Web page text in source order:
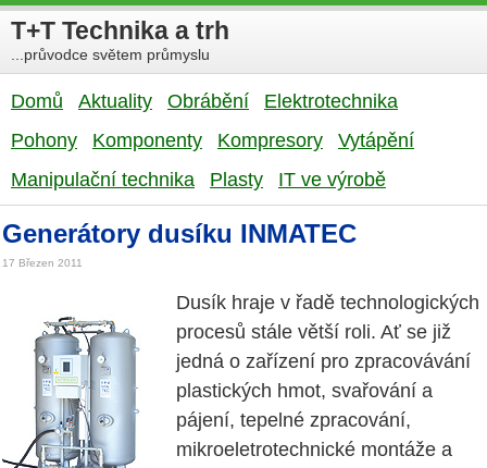
T+T Technika a trh
...průvodce světem průmyslu
Domů Aktuality Obrábění
Elektrotechnika
Pohony
Komponenty Kompresory
Vytápění
Manipulační technika
Plasty IT ve výrobě
Generátory dusíku INMATEC
17 Březen 2011
Dusík hraje v řadě technologických
procesů stále větší roli. Ať se již
jedná o zařízení pro zpracovávání
plastických hmot, svařování a
pájení, tepelné zpracování,
mikroeletrotechnické montáže a